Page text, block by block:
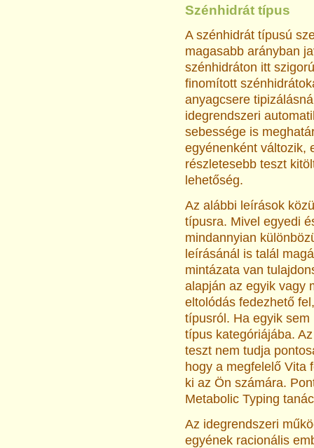
Szénhidrát típus
A szénhidrát típusú
magasabb arányban
szénhidráton itt
finomított
anyagcsere
idegrendszeri
sebessége is
egyénenként változik,
részletesebb teszt
lehetőség.
Az alábbi leírások
típusra. Mivel egyedi
mindannyian
leírásánál is talál
mintázata van
alapján az egyik vagy
eltolódás fedezhető
típusról. Ha egyik
típus kategóriájába.
teszt nem tudja
hogy a megfelelő Vita
ki az Ön számára.
Metabolic Typing
Az idegrendszeri
egyének racionális